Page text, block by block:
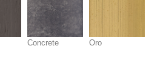
Concrete Oro